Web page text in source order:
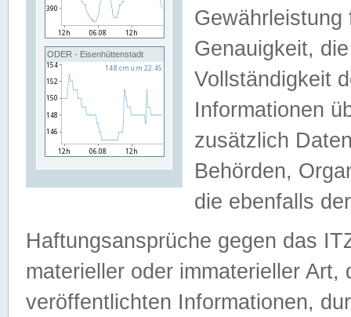
ODER - Eisenhüttenstadt
Genauigkeit,
Vollständigkeit
Informationen
zusätzlich
Behörden,
die ebenfalls
Haftungsansprüche gegen das
materieller oder immaterieller
veröffentlichten Informationen,